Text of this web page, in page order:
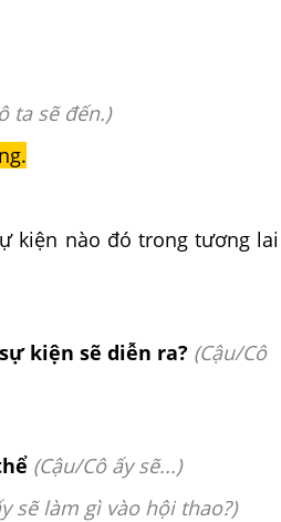
ta sẽ đến.)
kiện nào đó trong tương lai
kiện sẽ diễn ra?(Cậu/Cô
(Cậu/Cô ấy sẽ...)
sẽ làm gì vào hội thao?)